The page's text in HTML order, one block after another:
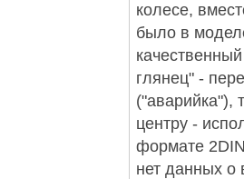
колесе,
было в
глянец" -
("аварийка"),
центру -
формате
нет данных о